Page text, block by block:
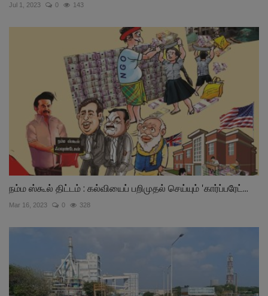
Jul 1, 2023 0 143
நம்ம ஸ்கூல் திட்டம் : கல்வியைப் பறிமுதல் செய்யும் 'கார்ப்பரேட்...
Mar 16, 2023 0 328